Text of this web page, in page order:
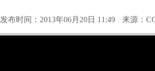
发布时间：2013年06月20日 11:49 来源：